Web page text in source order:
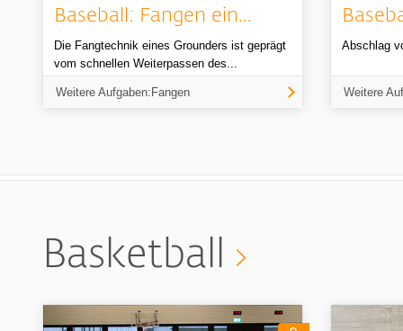
Baseball: Fangen ein...
Die Fangtechnik eines Grounders ist geprägt
vom schnellen Weiterpassen des...
Weitere Aufgaben:Fangen
Abschlag
Weitere
Basketball